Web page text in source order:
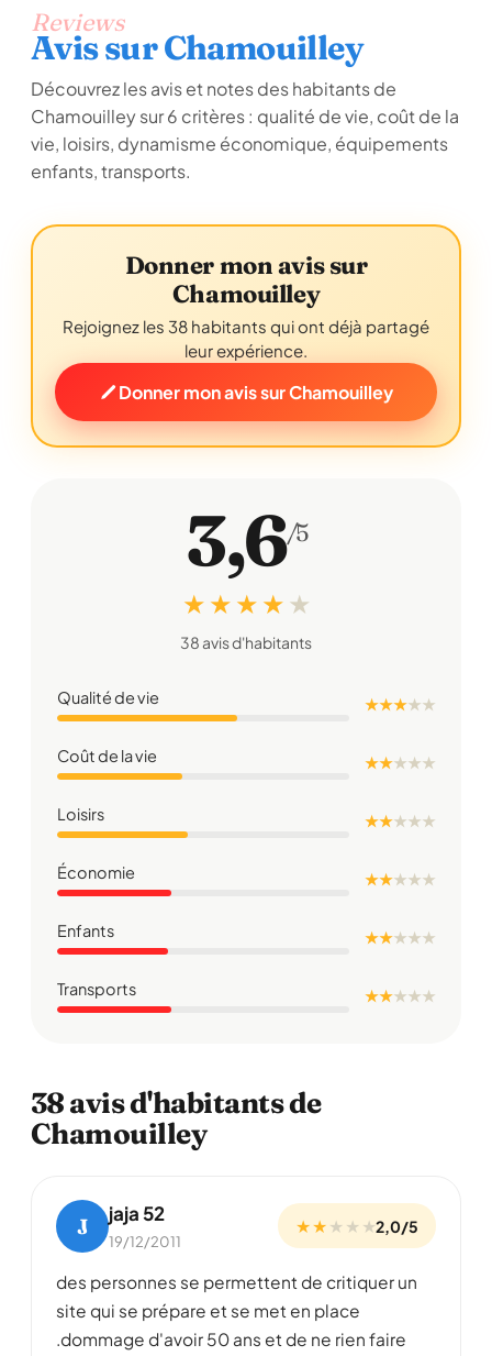
Reviews
Avis sur Chamouilley
Découvrez les avis et notes des habitants de
Chamouilley sur 6 critères : qualité de vie, coût de la
vie, loisirs, dynamisme économique, équipements
enfants, transports.
Donner mon avis sur
Chamouilley
Rejoignez les 38 habitants qui ont déjà partagé
leur expérience.
Donner mon avis sur Chamouilley
3,6/5
★ ★ ★ ★ ★
38 avis d'habitants
Qualité de vie ★ ★ ★★★
Coût de la vie ★ ★★★★
Loisirs ★ ★★★★
Économie ★ ★★★★
Enfants ★ ★★★★
Transports ★ ★★★★
38 avis d'habitants de
Chamouilley
J jaja 52
19/12/2011
★ ★★ ★ ★2,0/5
des personnes se permettent de critiquer un
site qui se prépare et se met en place
.dommage d'avoir 50 ans et de ne rien faire